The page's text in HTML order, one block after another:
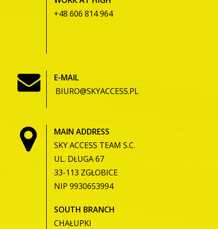
+48 606 814 964
E-MAIL
BIURO@SKYACCESS.PL
MAIN ADDRESS
SKY ACCESS TEAM S.C.
UL. DŁUGA 67
33-113 ZGŁOBICE
NIP 9930653994
SOUTH BRANCH
CHAŁUPKI